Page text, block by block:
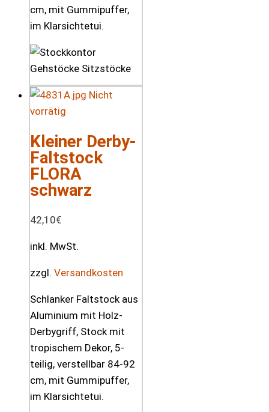
cm, mit Gummipuffer,
im Klarsichtetui.
Nicht
vorrätig
Kleiner Derby-
Faltstock
FLORA
schwarz
42,10€
inkl. MwSt.
zzgl. Versandkosten
Schlanker Faltstock aus
Aluminium mit Holz-
Derbygriff, Stock mit
tropischem Dekor, 5-
teilig, verstellbar 84-92
cm, mit Gummipuffer,
im Klarsichtetui.